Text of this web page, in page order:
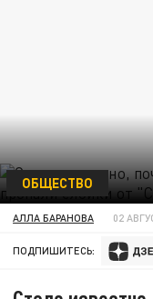
ОБЩЕСТВО
АЛЛА БАРАНОВА 02
ПОДПИШИТЕСЬ: